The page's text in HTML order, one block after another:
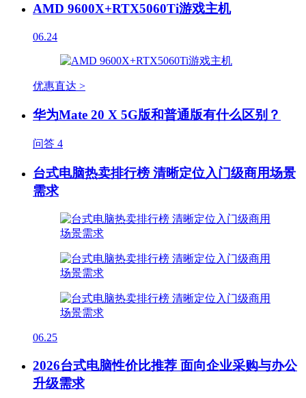
AMD 9600X+RTX5060Ti游戏主机
06.24
优惠直达 >
华为Mate 20 X 5G版和普通版有什么区别？
问答 4
台式电脑热卖排行榜 清晰定位入门级商用场景
需求
06.25
2026台式电脑性价比推荐 面向企业采购与办公
升级需求